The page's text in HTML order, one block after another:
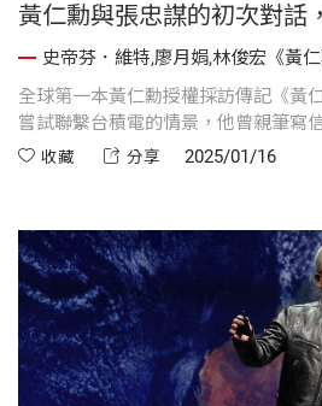
黃仁勳與張忠謀的初次對話
作火花
史帝芬．維特,廖月娟,林俊宏《黃
全球第一本黃仁勳授權採訪傳記《黃
嘗試聯繫台積電的情景，他曾親筆寫
信也許會石沉大海，但過不久，黃仁
收藏 分享 2025/01/16